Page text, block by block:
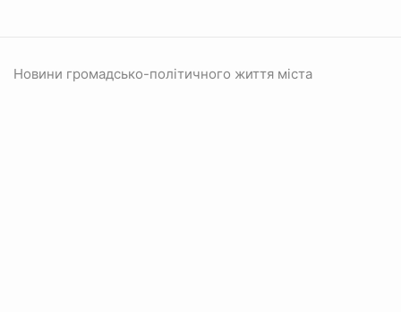
Новини громадсько-політичного життя міста